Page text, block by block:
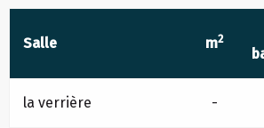
Salle m2
la verrière -